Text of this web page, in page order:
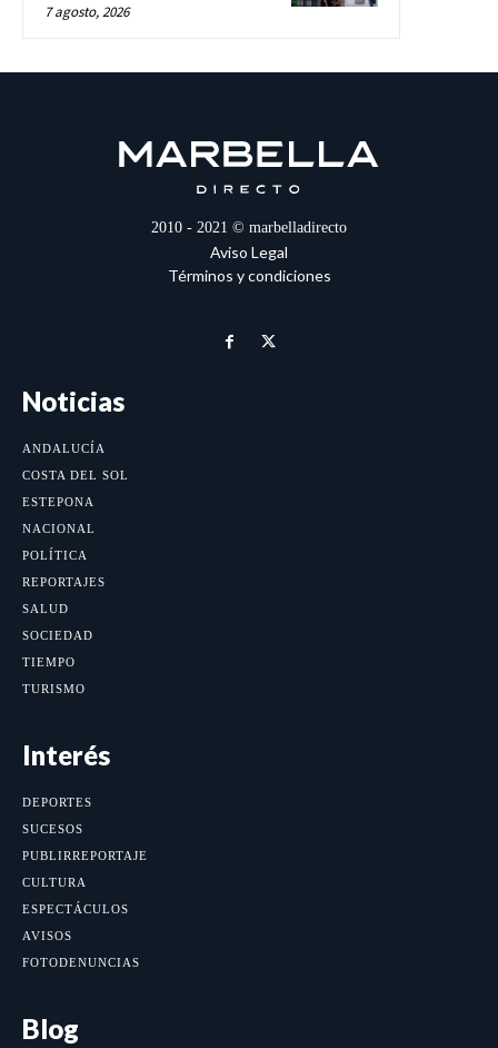
7 agosto, 2026
2010 - 2021 © marbelladirecto
Aviso Legal
Términos y condiciones
Noticias
ANDALUCÍA
COSTA DEL SOL
ESTEPONA
NACIONAL
POLÍTICA
REPORTAJES
SALUD
SOCIEDAD
TIEMPO
TURISMO
Interés
DEPORTES
SUCESOS
PUBLIRREPORTAJE
CULTURA
ESPECTÁCULOS
AVISOS
FOTODENUNCIAS
Blog